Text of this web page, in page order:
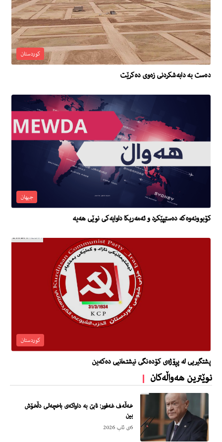
کوردستان
دەست بە دابەشکردنی زەوی دەکرێت
جیهان
كۆبوونه‌وه‌كه‌ ده‌ستيپێكرد و ئه‌مه‌ریكا داوایه‌كى نوێى هه‌یه‌
کوردستان
پشتگیریی لە پڕۆژەی کۆدەنگی نیشتمانیی دەکەین
نوێترین هەواڵەکان
خەڵەف غەفور: نابێ بە داواکەی باخچەلی دڵخۆش
بین
6ی ئاب 2026